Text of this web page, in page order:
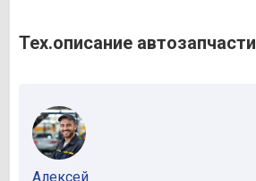
Тех.описание автозапчасти
Алексей